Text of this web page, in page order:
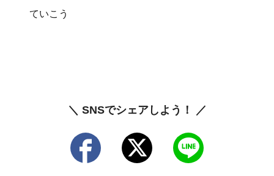
ていこう
＼ SNSでシェアしよう！ ／